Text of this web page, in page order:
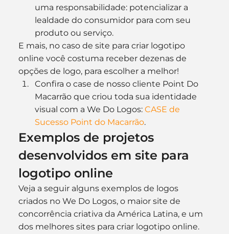
uma responsabilidade: potencializar a
lealdade do consumidor para com seu
produto ou serviço.
E mais, no caso de site para criar logotipo
online você costuma receber dezenas de
opções de logo, para escolher a melhor!
Confira o case de nosso cliente Point Do
Macarrão que criou toda sua identidade
visual com a We Do Logos: CASE de
Sucesso Point do Macarrão.
Exemplos de projetos
desenvolvidos em site para
logotipo online
Veja a seguir alguns exemplos de logos
criados no We Do Logos, o maior site de
concorrência criativa da América Latina, e um
dos melhores sites para criar logotipo online.